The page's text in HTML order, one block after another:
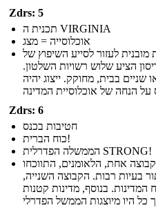
Zdrs: 5
תכנית ה VIRGINIA
אוכלוסייה = מצג
מובנית לעזור לסייע השיפוץ של
הציע שלוש רשויות השלטון.
בבית, מחוקק. ייצוג יהיה
Zdrs: 6
חטיבות בכנס
כוח הברית!
הממשלה הפדרלית STRONG!
אחת, הלאומנים, התווכחו
בעיות רבות. הקבוצה השנייה,
המדינות. בנוסף, מדינות קטנות